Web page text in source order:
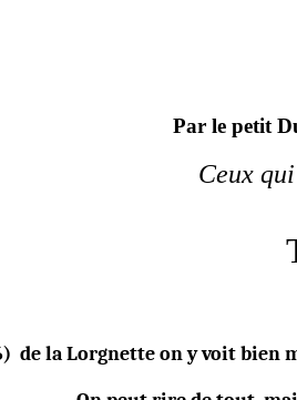
Par le petit
Ceux
de la Lorgnette on y voit bien